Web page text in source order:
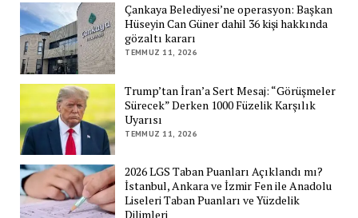
Çankaya Belediyesi’ne operasyon: Başkan
Hüseyin Can Güner dahil 36 kişi hakkında
gözaltı kararı
TEMMUZ 11, 2026
Trump’tan İran’a Sert Mesaj: “Görüşmeler
Sürecek” Derken 1000 Füzelik Karşılık
Uyarısı
TEMMUZ 11, 2026
2026 LGS Taban Puanları Açıklandı mı?
İstanbul, Ankara ve İzmir Fen ile Anadolu
Liseleri Taban Puanları ve Yüzdelik
Dilimleri